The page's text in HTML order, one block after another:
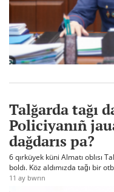
Talğarda tağı
Policiyanıñ
dağdarıs pa?
6 qırküyek küni Almatı oblısı
boldı. Köz aldımızda tağı bir
11 ay bwrın